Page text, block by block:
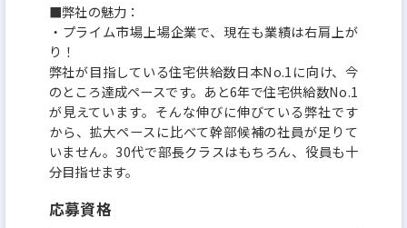
■弊社の魅力：
・プライム市場上場企業で、現在も業績は右肩上が
り！
弊社が目指している住宅供給数日本No.1に向け、今
のところ達成ペースです。あと6年で住宅供給数No.1
が見えています。そんな伸びに伸びている弊社です
から、拡大ペースに比べて幹部候補の社員が足りて
いません。30代で部長クラスはもちろん、役員も十
分目指せます。
応募資格